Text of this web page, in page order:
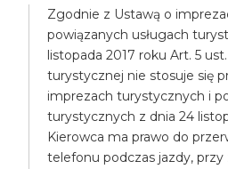
Zgodnie z Ustawą o
powiązanych usługach
listopada 2017 roku Art. 5
turystycznej nie stosuje się
imprezach turystycznych i
turystycznych z dnia 24
Kierowca ma prawo do
telefonu podczas jazdy, przy